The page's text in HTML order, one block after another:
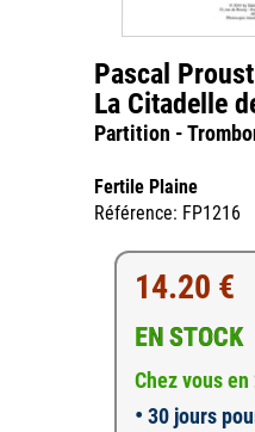
Pascal Proust
La Citadelle
Partition -
Fertile Plaine
Référence: FP1216
14.20 €
EN STOCK
Chez vous
• 30 jours